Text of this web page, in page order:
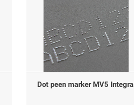
Dot peen marker MV5 Integral